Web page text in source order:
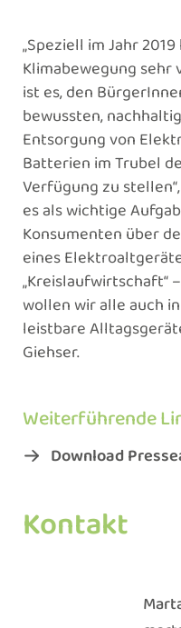
„Speziell im Jahr
Klimabewegung
ist es, den
bewussten,
Entsorgung von
Batterien im Trubel
Verfügung zu
es als wichtige
Konsumenten über
eines
„Kreislaufwirtschaft“
wollen wir alle auch
leistbare
Giehser.
Weiterführende
Download
Kontakt